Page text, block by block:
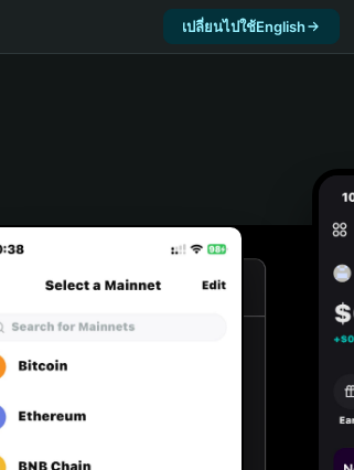
เปลี่ยนไปใช้English